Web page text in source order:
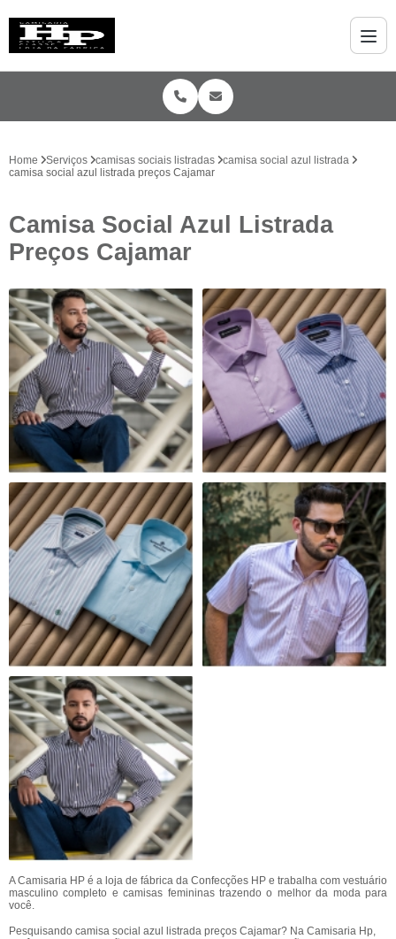
Home Serviços camisas sociais listradas
camisa social azul listrada
camisa social azul listrada preços Cajamar
Camisa Social Azul Listrada
Preços Cajamar
A Camisaria HP é a loja de fábrica da Confecções HP e trabalha com vestuário
masculino completo e camisas femininas trazendo o melhor da moda para
você.
Pesquisando camisa social azul listrada preços Cajamar? Na Camisaria Hp,